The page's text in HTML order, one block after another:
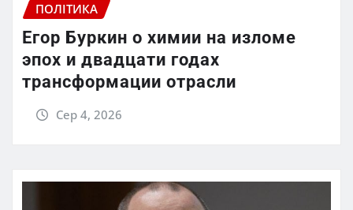
ПОЛІТИКА
Егор Буркин о химии на изломе
эпох и двадцати годах
трансформации отрасли
Сер 4, 2026